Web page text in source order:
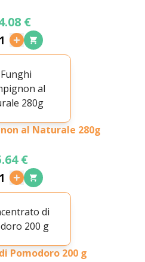
€
1
al Naturale 280g
€
1
Pomodoro 200 g